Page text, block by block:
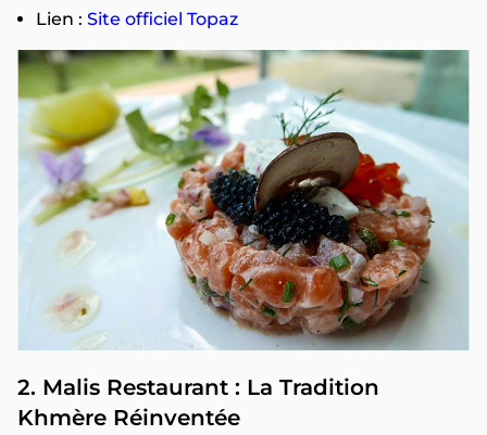
Lien : Site officiel Topaz
2. Malis Restaurant : La Tradition
Khmère Réinventée